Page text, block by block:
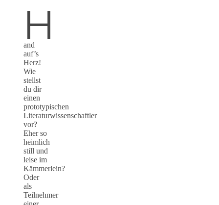
H
and
auf’s
Herz!
Wie
stellst
du dir
einen
prototypischen
Literaturwissenschaftler
vor?
Eher so
heimlich
still und
leise im
Kämmerlein?
Oder
als
Teilnehmer